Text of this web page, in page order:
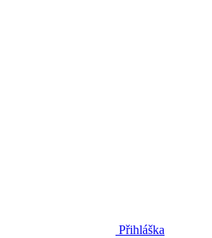
Přihláška